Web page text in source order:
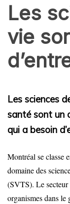
Les
vie
Les sciences
santé sont un
qui a besoin
Montréal se classe
domaine des
(SVTS). Le secteur
organismes dans